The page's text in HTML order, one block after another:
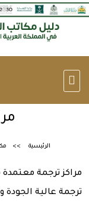
الرئيسية
مراكز ترجمة
ترجمة عالية الجودة